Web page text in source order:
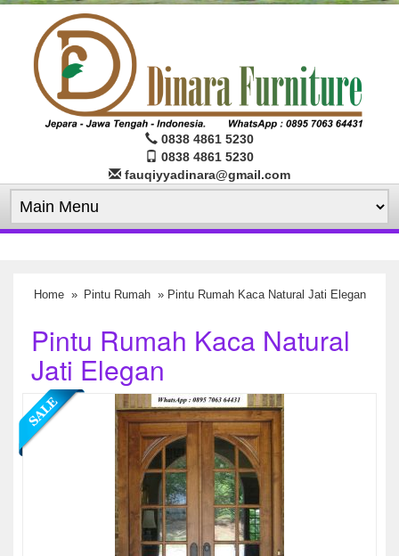
0838 4861 5230
0838 4861 5230
fauqiyyadinara@gmail.com
Home » Pintu Rumah » Pintu Rumah Kaca Natural Jati Elegan
Pintu Rumah Kaca Natural
Jati Elegan